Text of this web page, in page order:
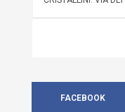
FACEBOOK